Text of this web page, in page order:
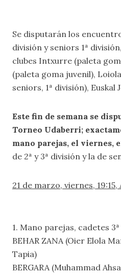
Se disputarán los
división y seniors 1ª
clubes Intxurre (paleta
(paleta goma juvenil),
seniors, 1ª división), Euskal
Este fin de semana se
Torneo Udaberri;
mano parejas, el viernes,
de 2ª y 3ª división y la de
21 de marzo, viernes,
1. Mano parejas, cadetes
BEHAR ZANA (Oier Elola
Tapia)
BERGARA (Muhammad